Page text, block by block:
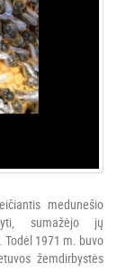
medunešio
sumažėjo jų
Todėl 1971 m. buvo
žemdirbystės